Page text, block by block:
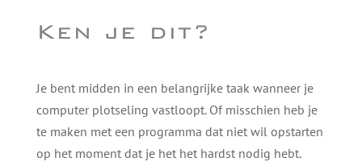
Ken je dit?
Je bent midden in een belangrijke taak wanneer je
computer plotseling vastloopt. Of misschien heb je
te maken met een programma dat niet wil opstarten
op het moment dat je het het hardst nodig hebt.